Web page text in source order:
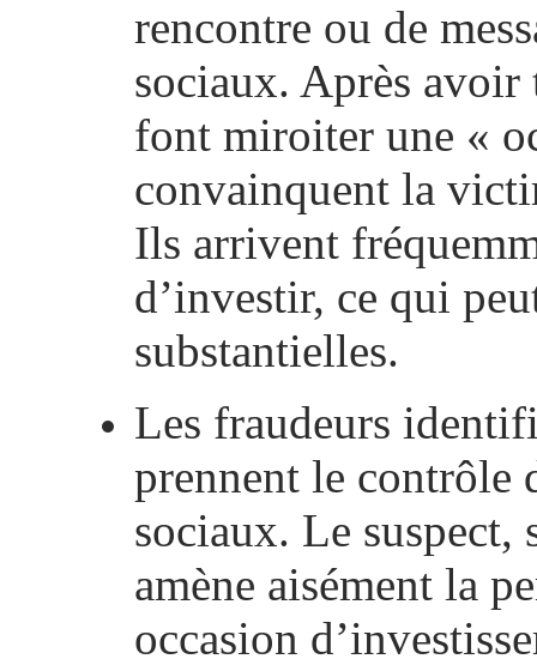
rencontre ou de
sociaux. Après avoir
font miroiter une «
convainquent la
Ils arrivent
d’investir, ce qui
substantielles.
Les fraudeurs
prennent le contrôle
sociaux. Le suspect,
amène aisément la
occasion